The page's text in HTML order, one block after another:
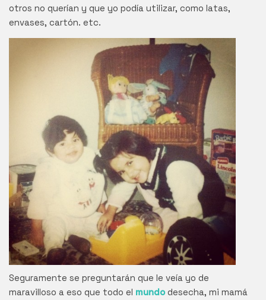
otros no querían y que yo podía utilizar, como latas,
envases, cartón. etc.
Seguramente se preguntarán que le veía yo de
maravilloso a eso que todo el mundodesecha, mi mamá